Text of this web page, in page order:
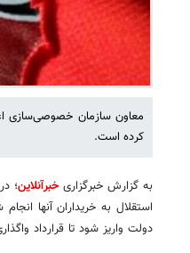
معاون سازمان خصوصی‌سازی
کرده است.
به گزارش خبرگزاریخبرآنلاین
استقلال به خریداران آنها
دولت واریز شود تا قرارداد